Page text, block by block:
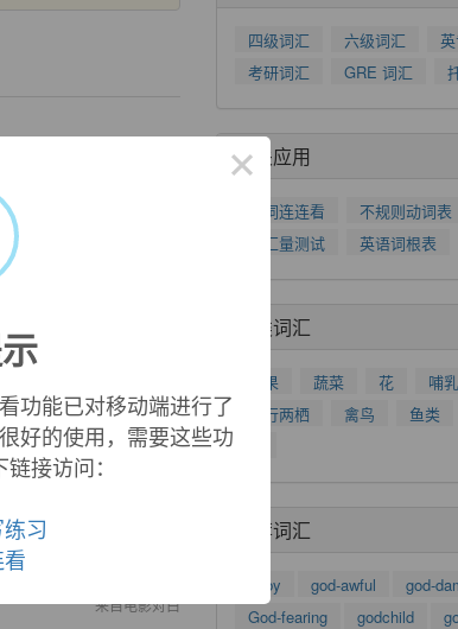
自《现代英汉综合大词典》
of lumbar
间盘突出症.
来自电影对白
四级词汇 六级词汇
考研词汇
GRE 词汇
相关应用
单词连连看 不规则动词表
词汇量测试
英语词根表
分类词汇
水果 蔬菜 花 哺
爬行两栖
禽鸟 鱼类
推荐词汇
goby god-awful god-
God-fearing
godchild
×
功能已对移动端进行了
好的使用，需要这些功
接访问：
习